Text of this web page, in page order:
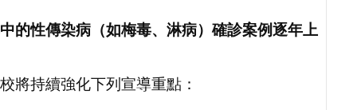
的性傳染病（如梅毒、淋病）確診案例逐年上
將持續強化下列宣導重點：